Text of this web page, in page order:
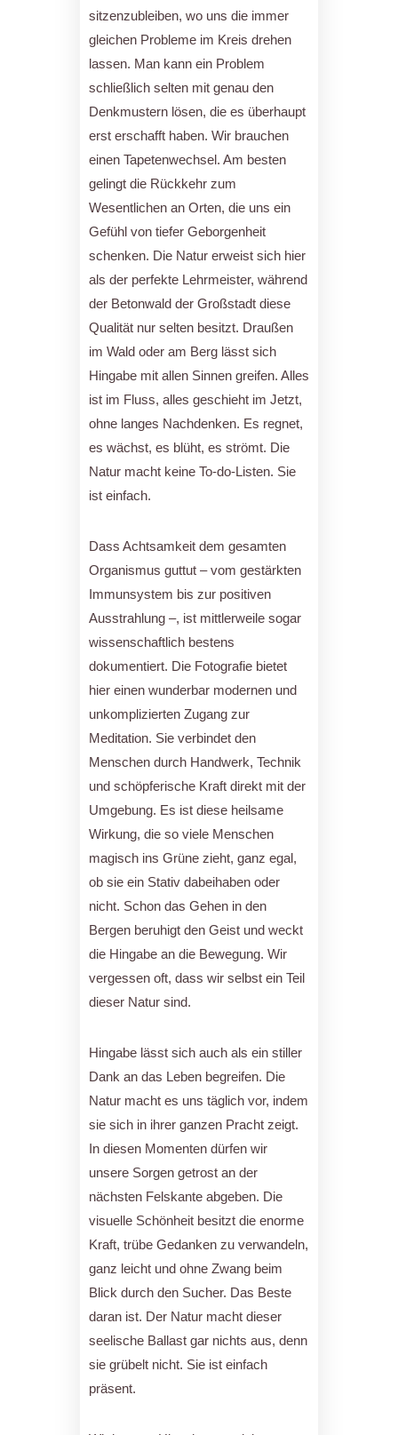
sitzenzubleiben, wo uns die immer
gleichen Probleme im Kreis drehen
lassen. Man kann ein Problem
schließlich selten mit genau den
Denkmustern lösen, die es überhaupt
erst erschafft haben. Wir brauchen
einen Tapetenwechsel. Am besten
gelingt die Rückkehr zum
Wesentlichen an Orten, die uns ein
Gefühl von tiefer Geborgenheit
schenken. Die Natur erweist sich hier
als der perfekte Lehrmeister, während
der Betonwald der Großstadt diese
Qualität nur selten besitzt. Draußen
im Wald oder am Berg lässt sich
Hingabe mit allen Sinnen greifen. Alles
ist im Fluss, alles geschieht im Jetzt,
ohne langes Nachdenken. Es regnet,
es wächst, es blüht, es strömt. Die
Natur macht keine To-do-Listen. Sie
ist einfach.
Dass Achtsamkeit dem gesamten
Organismus guttut – vom gestärkten
Immunsystem bis zur positiven
Ausstrahlung –, ist mittlerweile sogar
wissenschaftlich bestens
dokumentiert. Die Fotografie bietet
hier einen wunderbar modernen und
unkomplizierten Zugang zur
Meditation. Sie verbindet den
Menschen durch Handwerk, Technik
und schöpferische Kraft direkt mit der
Umgebung. Es ist diese heilsame
Wirkung, die so viele Menschen
magisch ins Grüne zieht, ganz egal,
ob sie ein Stativ dabeihaben oder
nicht. Schon das Gehen in den
Bergen beruhigt den Geist und weckt
die Hingabe an die Bewegung. Wir
vergessen oft, dass wir selbst ein Teil
dieser Natur sind.
Hingabe lässt sich auch als ein stiller
Dank an das Leben begreifen. Die
Natur macht es uns täglich vor, indem
sie sich in ihrer ganzen Pracht zeigt.
In diesen Momenten dürfen wir
unsere Sorgen getrost an der
nächsten Felskante abgeben. Die
visuelle Schönheit besitzt die enorme
Kraft, trübe Gedanken zu verwandeln,
ganz leicht und ohne Zwang beim
Blick durch den Sucher. Das Beste
daran ist. Der Natur macht dieser
seelische Ballast gar nichts aus, denn
sie grübelt nicht. Sie ist einfach
präsent.